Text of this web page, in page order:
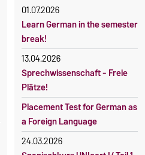
01.07.2026
Learn German in the semester
break!
13.04.2026
Sprechwissenschaft - Freie
Plätze!
Placement Test for German as
a Foreign Language
24.03.2026